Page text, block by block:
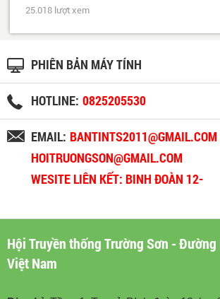
25.018 lượt xem
PHIÊN BẢN MÁY TÍNH
HOTLINE: 0825205530
EMAIL: BANTINTS2011@GMAIL.COM
HOITRUONGSON@GMAIL.COM
WESITE LIÊN KẾT: BINH ĐOÀN 12-
Hội Truyền thống Trường Sơn - Đường
Việt Nam